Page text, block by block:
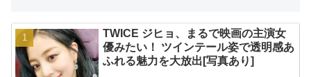
TWICE ジヒョ、まるで映画の主演女
優みたい！ ツインテール姿で透明感あ
ふれる魅力を大放出[写真あり]